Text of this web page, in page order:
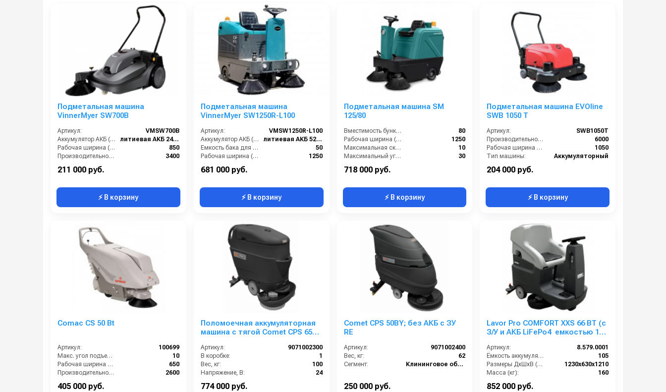
Подметальная машина
VinnerMyer SW700B
Артикул:
VMSW700B
Аккумулятор АКБ (В/А·ч):
литиевая АКБ 24Ач
Рабочая ширина (мм):
850
Производительность по площади (м2/ч):
3400
211 000 руб.
⚡ В корзину
Подметальная машина
VinnerMyer SW1250R-L100
Артикул:
VMSW1250R-L100
Аккумулятор АКБ (В/А·ч):
литиевая АКБ 52 Ач С2
Емкость бака для мусора (л):
50
Рабочая ширина (мм):
1250
681 000 руб.
⚡ В корзину
Подметальная машина SM
125/80
Вместимость бункера (л):
80
Рабочая ширина (мм):
1250
Максимальная скорость движения (км/ч):
10
Максимальный угол наклона (%):
30
718 000 руб.
⚡ В корзину
Подметальная машина EVOline
SWB 1050 T
Артикул:
SWB1050T
Производительность по площади (м2/ч):
6000
Рабочая ширина щетки, мм:
1050
Тип машины:
Аккумуляторный
204 000 руб.
⚡ В корзину
Comac CS 50 Bt
Артикул:
100699
Макс. угол подъема (%):
10
Рабочая ширина щеток (мм):
650
Производительность по площади (м2/ч):
2600
Электропитание (В):
405 000 руб.
Поломоечная аккумуляторная
машина с тягой Comet CPS 65
Артикул:
9071002300
В коробке:
1
Вес, кг:
100
Напряжение, В:
24
774 000 руб.
Comet CPS 50BY; без АКБ с ЗУ
RE
Артикул:
9071002400
Вес, кг:
62
Сегмент:
Клининговое оборудование
250 000 руб.
Lavor Pro COMFORT XXS 66 BT (с
З/У и АКБ LiFePo4 емкостью 100
Артикул:
8.579.0001
Ёмкость аккумуляторов (Ач):
105
Размеры ДхШхВ (мм):
1230x630x1210
Масса (кг):
160
852 000 руб.